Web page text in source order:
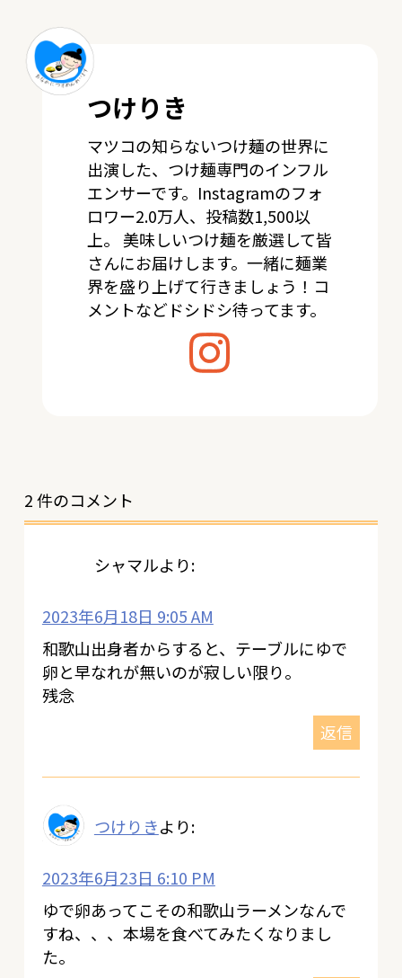
つけりき
マツコの知らないつけ麺の世界に
出演した、つけ麺専門のインフル
エンサーです。Instagramのフォ
ロワー2.0万人、投稿数1,500以
上。 美味しいつけ麺を厳選して皆
さんにお届けします。一緒に麺業
界を盛り上げて行きましょう！コ
メントなどドシドシ待ってます。
2 件のコメント
シャマルより:
2023年6月18日 9:05 AM
和歌山出身者からすると、テーブルにゆで
卵と早なれが無いのが寂しい限り。
残念
返信
つけりきより:
2023年6月23日 6:10 PM
ゆで卵あってこその和歌山ラーメンなんで
すね、、、本場を食べてみたくなりまし
た。